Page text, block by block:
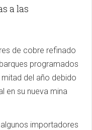
a las
de cobre refinado
programados
del año debido
en su nueva mina
importadores